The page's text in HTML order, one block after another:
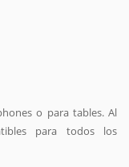
o para tables. Al
para todos los